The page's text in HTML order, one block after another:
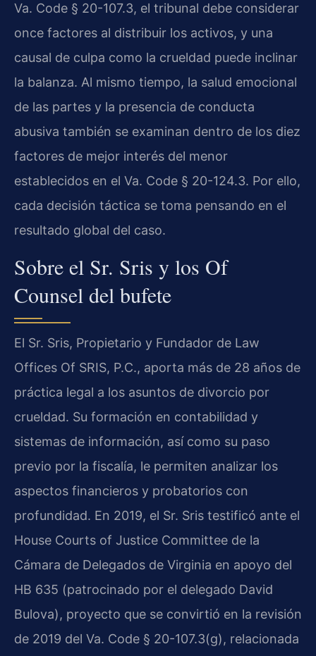
Va. Code § 20-107.3, el tribunal debe considerar
once factores al distribuir los activos, y una
causal de culpa como la crueldad puede inclinar
la balanza. Al mismo tiempo, la salud emocional
de las partes y la presencia de conducta
abusiva también se examinan dentro de los diez
factores de mejor interés del menor
establecidos en el Va. Code § 20-124.3. Por ello,
cada decisión táctica se toma pensando en el
resultado global del caso.
Sobre el Sr. Sris y los Of
Counsel del bufete
El Sr. Sris, Propietario y Fundador de Law
Offices Of SRIS, P.C., aporta más de 28 años de
práctica legal a los asuntos de divorcio por
crueldad. Su formación en contabilidad y
sistemas de información, así como su paso
previo por la fiscalía, le permiten analizar los
aspectos financieros y probatorios con
profundidad. En 2019, el Sr. Sris testificó ante el
House Courts of Justice Committee de la
Cámara de Delegados de Virginia en apoyo del
HB 635 (patrocinado por el delegado David
Bulova), proyecto que se convirtió en la revisión
de 2019 del Va. Code § 20-107.3(g), relacionada